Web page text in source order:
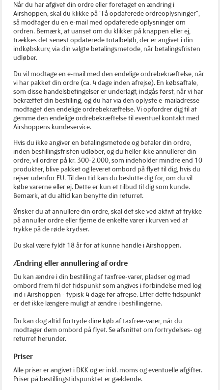
Når du har afgivet din ordre eller foretaget en ændring i
Airshoppen, skal du klikke på "Få opdaterede ordreoplysninger",
så modtager du en e-mail med opdaterede oplysninger om
ordren. Bemærk, at uanset om du klikker på knappen eller ej,
trækkes det senest opdaterede totalbeløb, der er angivet i din
indkøbskurv, via din valgte betalingsmetode, når betalingsfristen
udløber.
Du vil modtage en e-mail med den endelige ordrebekræftelse, når
vi har pakket din ordre (ca. 4 dage inden afrejse). En købsaftale,
som disse handelsbetingelser er underlagt, indgås først, når vi har
bekræftet din bestilling, og du har via den oplyste e-mailadresse
modtaget den endelige ordrebekræftelse. Vi opfordrer dig til at
gemme den endelige ordrebekræftelse til eventuel kontakt med
Airshoppens kundeservice.
Hvis du ikke angiver en betalingsmetode og betaler din ordre,
inden bestillingsfristen udløber, og du heller ikke annullerer din
ordre, vil ordrer på kr. 300-2.000, som indeholder mindre end 10
produkter, blive pakket og leveret ombord på flyet til dig, hvis du
rejser udenfor EU. Til den tid kan du beslutte dig for, om du vil
købe varerne eller ej. Dette er kun et tilbud til dig som kunde.
Bemærk, at du altid kan benytte din returret.
Ønsker du at annullere din ordre, skal det ske ved aktivt at trykke
på annuller ordre eller fjerne de enkelte varer i kurven ved at
trykke på de røde krydser.
Du skal være fyldt 18 år for at kunne handle i Airshoppen.
Ændring eller annullering af ordre
Du kan ændre i din bestilling af taxfree-varer, pladser og mad
ombord frem til det tidspunkt som angives i forbindelse med log
ind i Airshoppen - typisk 4 dage før afrejse. Efter dette tidspunkt
er det ikke længere muligt at ændre i bestillingerne.
Du kan dog altid fortryde dine køb af taxfree-varer, når du
modtager dem ombord på flyet. Se afsnittet om fortrydelses- og
returret herunder.
Priser
Alle priser er angivet i DKK og er inkl. moms og eventuelle afgifter.
Priser på bestillingstidspunktet er gældende.